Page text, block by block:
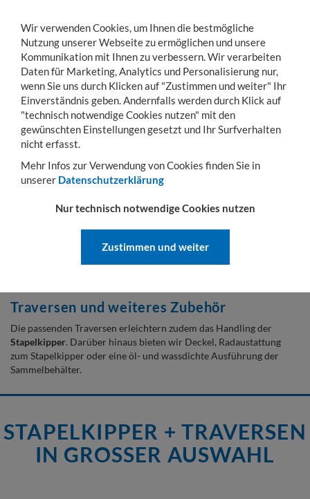
Toggle
navigation
MENÜ KONTO WARENKORB
Sie sind hier: Stapleranbaugeräte Stapelkipper + Traversen
STAPELKIPPER + TRAVERSEN
Stapelkipper
für Entsorgung und
Umwelttechnik
Umwelttechnik.Verschiedene Fassungsvermögen
sowie lackierte und verzinkte Oberflächen machen unser
Traversen und weiteres Zubehör
Die passenden Traversen erleichtern zudem das Handling der
Stapelkipper. Darüber hinaus bieten wir Deckel, Radaustattung
zum Stapelkipper oder eine öl- und wassdichte Ausführung der
Sammelbehälter.
STAPELKIPPER + TRAVERSEN
IN GROSSER AUSWAHL
Wir verwenden Cookies, um Ihnen die bestmögliche
Nutzung unserer Webseite zu ermöglichen und unsere
Kommunikation mit Ihnen zu verbessern. Wir verarbeiten
Daten für Marketing, Analytics und Personalisierung nur,
wenn Sie uns durch Klicken auf "Zustimmen und weiter" Ihr
Einverständnis geben. Andernfalls werden durch Klick auf
"technisch notwendige Cookies nutzen" mit den
gewünschten Einstellungen gesetzt und Ihr Surfverhalten
nicht erfasst.
Mehr Infos zur Verwendung von Cookies finden Sie in
unserer Datenschutzerklärung
Nur technisch notwendige Cookies nutzen
Zustimmen und weiter